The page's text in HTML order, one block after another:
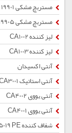
مستربچ مشکی 19901
مستربچ مشکی 19905
لیز کننده CA1002
لیز کننده CA1003
آنتی اکسیدان
آنتی استاتیک CA3001
آنتی یووی CA4002
آنتی یووی CA4001
شفاف کننده CA5019 PE